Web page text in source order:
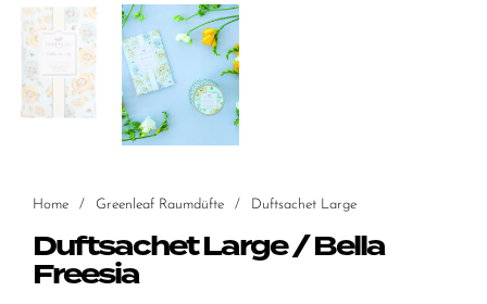
Home / Greenleaf Raumdüfte / Duftsachet Large
Duftsachet Large / Bella
Freesia